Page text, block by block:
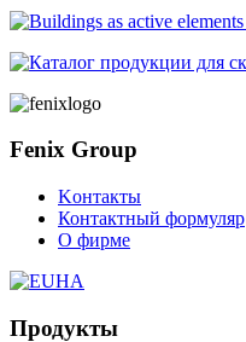
Fenix Group
Kонтакты
Контактный формуляр
О фирме
Продукты